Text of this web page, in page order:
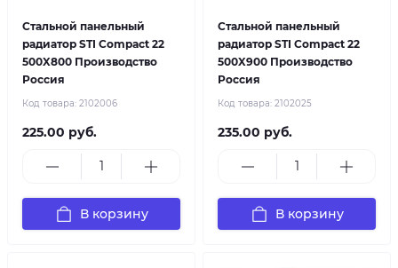
Стальной панельный
радиатор STI Compact 22
500X800 Производство
Россия
Код товара: 2102006
225.00 руб.
В корзину
Стальной панельный
радиатор STI Compact 22
500X900 Производство
Россия
Код товара: 2102025
235.00 руб.
В корзину